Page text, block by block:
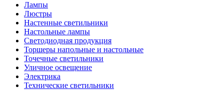
Лампы
Люстры
Настенные светильники
Настольные лампы
Светодиодная продукция
Торшеры напольные и настольные
Точечные светильники
Уличное освещение
Электрика
Технические светильники